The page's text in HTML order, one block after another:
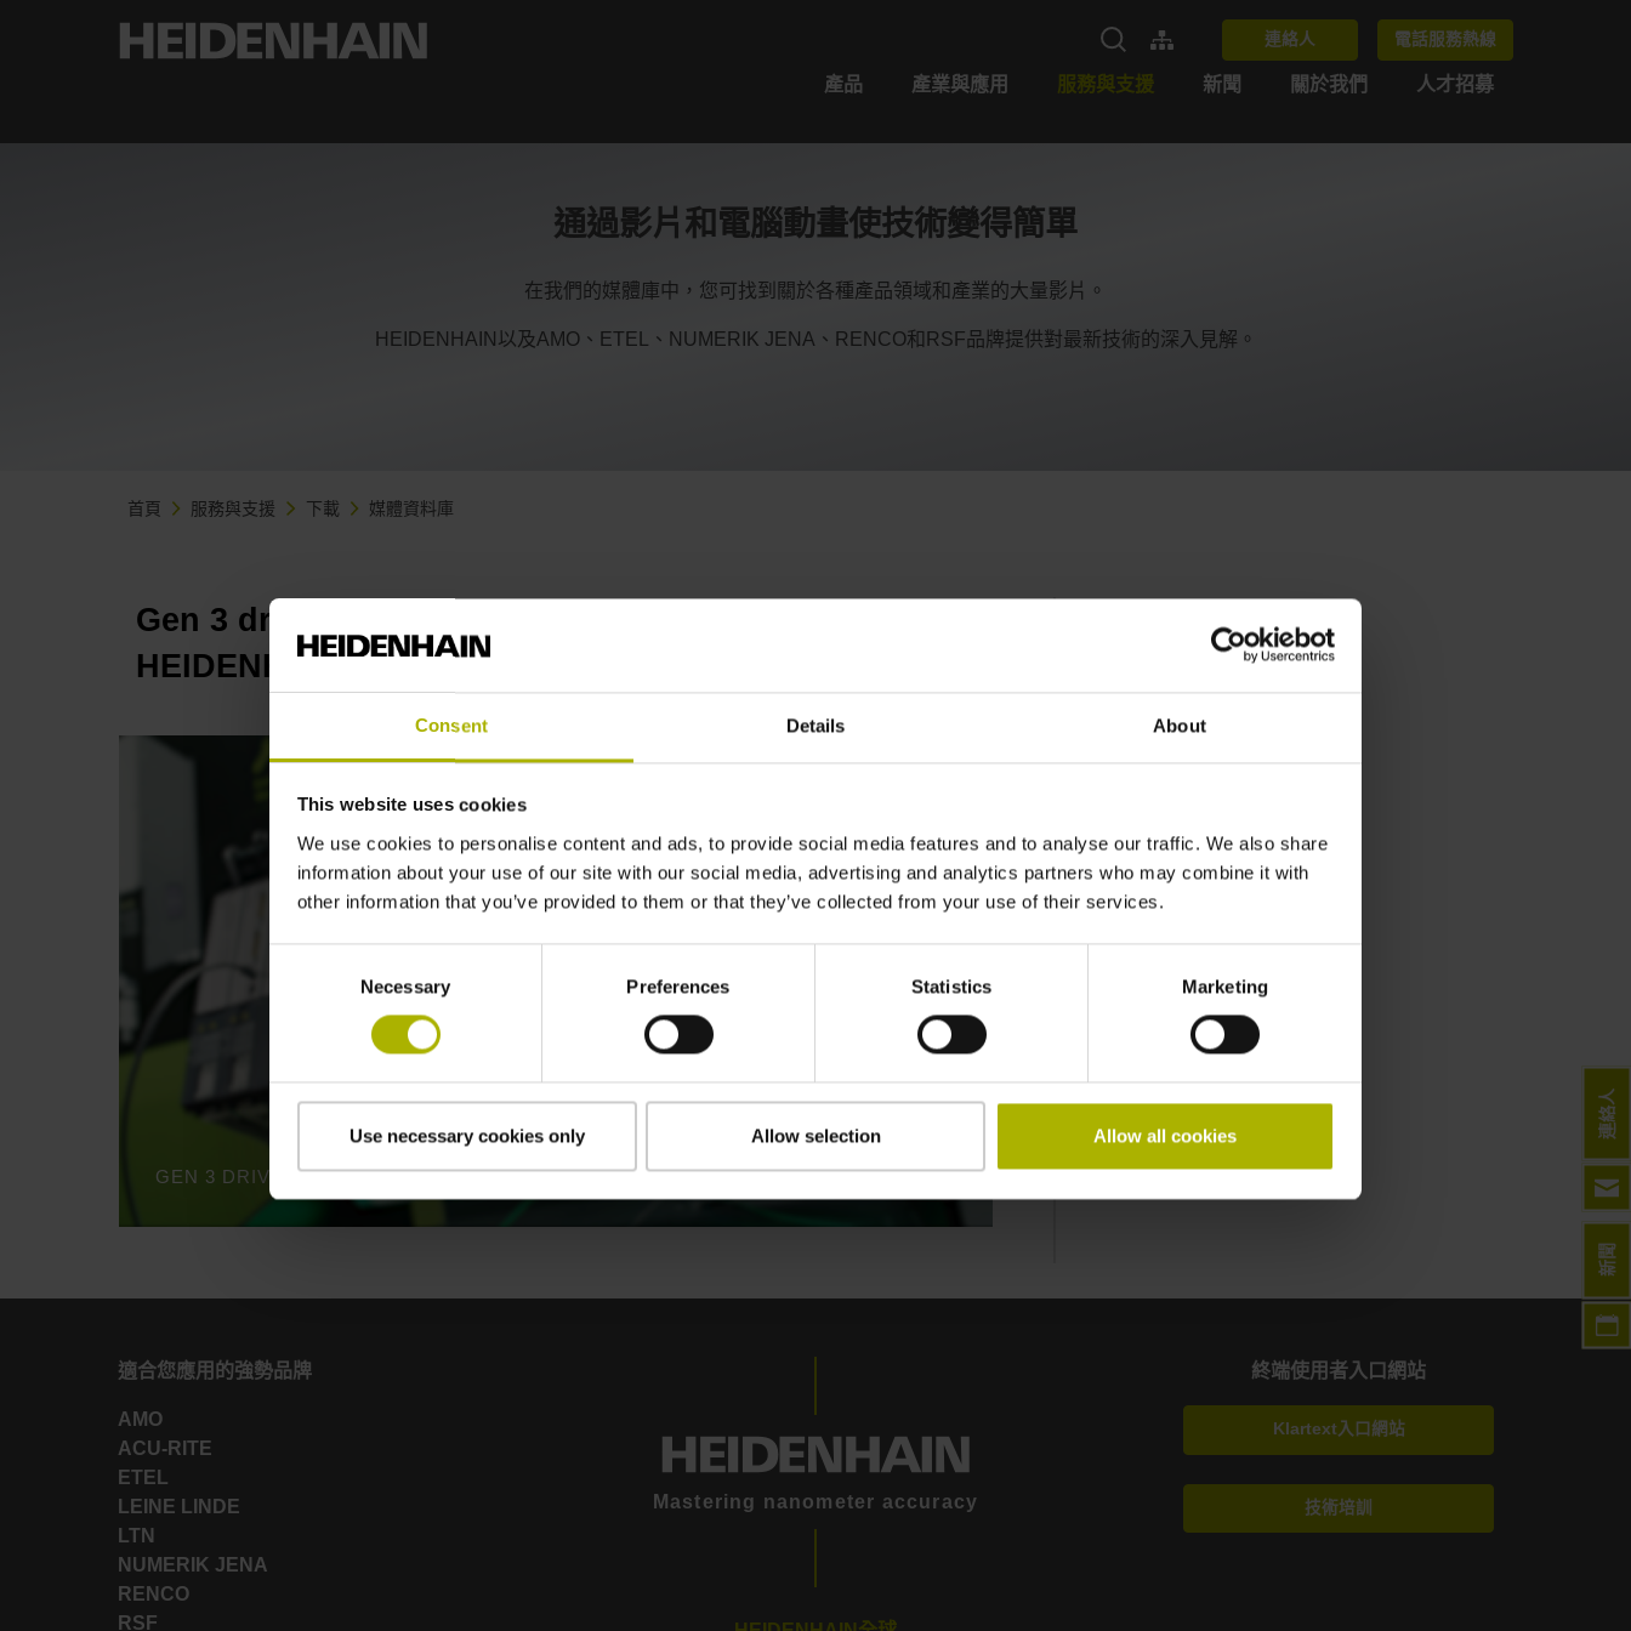
Consent Details About
This website uses cookies
We use cookies to personalise content and ads, to provide social media features and to analyse our traffic. We also share
information about your use of our site with our social media, advertising and analytics partners who may combine it with
other information that you’ve provided to them or that they’ve collected from your use of their services.
Necessary Preferences Statistics Marketing
Use necessary cookies only Allow selection Allow all cookies
連絡人 電話服務熱線
產品 產業與應用 服務與支援 新聞 關於我們 人才招募
通過影片和電腦動畫使技術變得簡單
在我們的媒體庫中，您可找到關於各種產品領域和產業的大量影片。
HEIDENHAIN以及AMO、ETEL、NUMERIK JENA、RENCO和RSF品牌提供對最新技術的深入見解。
首頁 服務與支援 下載 媒體資料庫
Gen 3 drives: intelligent control technology |
HEIDENHAIN
GEN 3 DRIVES: CONTROL TECHNOLOGY THAT MOVES INTELLIGENTLY
適合您應用的強勢品牌
AMO
ACU-RITE
ETEL
LEINE LINDE
LTN
NUMERIK JENA
RENCO
RSF
Mastering nanometer accuracy
終端使用者入口網站
Klartext入口網站
技術培訓
新聞
連絡人